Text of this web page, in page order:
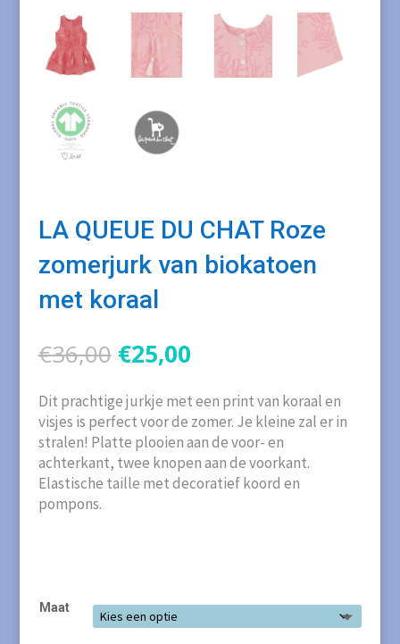
LA QUEUE DU CHAT Roze
zomerjurk van biokatoen
met koraal
€36,00 Oorspronkelijke
prijs
was:
€36,00.
€25,00Huidige
is:
€25,00.
Dit prachtige jurkje met een print van koraal en
visjes is perfect voor de zomer. Je kleine zal er in
stralen! Platte plooien aan de voor- en
achterkant, twee knopen aan de voorkant.
Elastische taille met decoratief koord en
pompons.
Maat